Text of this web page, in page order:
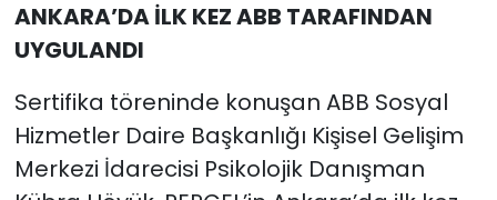
ANKARA’DA İLK KEZ ABB TARAFINDAN
UYGULANDI
Sertifika töreninde konuşan ABB Sosyal
Hizmetler Daire Başkanlığı Kişisel Gelişim
Merkezi İdarecisi Psikolojik Danışman